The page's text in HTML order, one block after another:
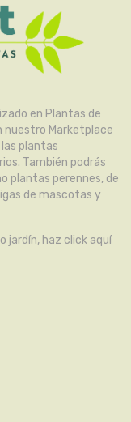
en Plantas de
nuestro Marketplace
plantas
También podrás
plantas perennes, de
de mascotas y
jardín, haz click aquí